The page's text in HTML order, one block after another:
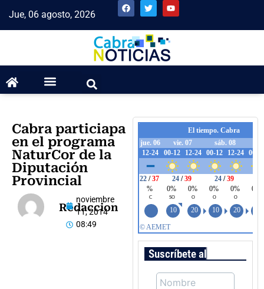
Jue, 06 agosto, 2026
Cabra particiapa
en el programa
NaturCor de la
Diputación
Provincial
Redaccion
noviembre
11, 2014
08:49
Suscríbete al boletín